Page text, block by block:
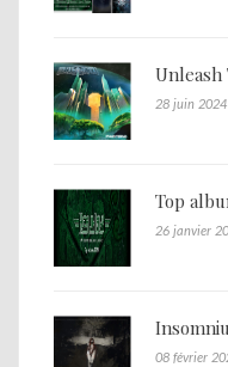
Unleash
28 juin 2024
Top
26 janvier
08 février